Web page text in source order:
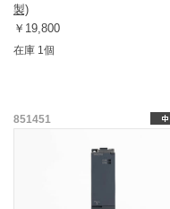
製)
￥19,800
在庫 1個
851451